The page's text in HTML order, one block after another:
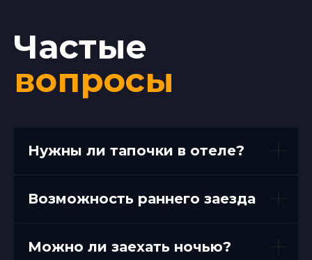
Частые
вопросы
Нужны ли тапочки в отеле?
Возможность раннего заезда
Можно ли заехать ночью?